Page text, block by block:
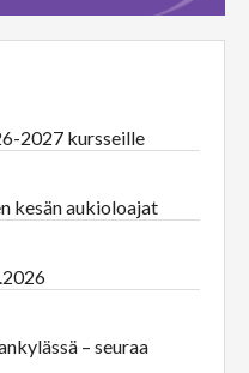
2027 kursseille
kesän aukioloajat
– seuraa